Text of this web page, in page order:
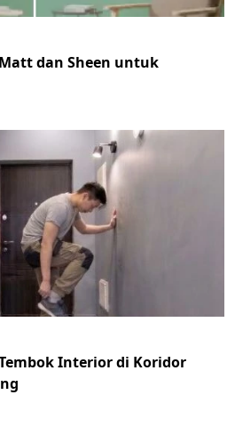
dan Sheen untuk
Interior di Koridor